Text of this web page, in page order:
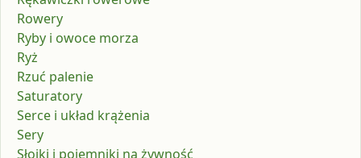
Rowery
Ryby i owoce morza
Ryż
Rzuć palenie
Saturatory
Serce i układ krążenia
Sery
Słoiki i pojemniki na żywność